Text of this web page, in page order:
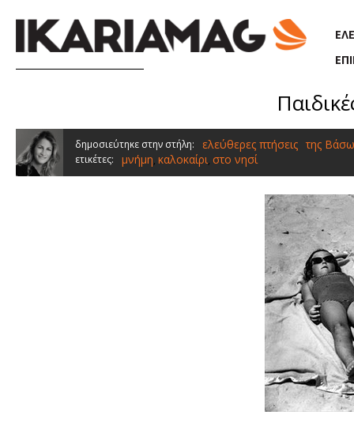
δημοσιεύτηκε στην στήλη: ελεύθερες πτήσεις της
ετικέτες: μνήμη, καλοκαίρι, στο νησί